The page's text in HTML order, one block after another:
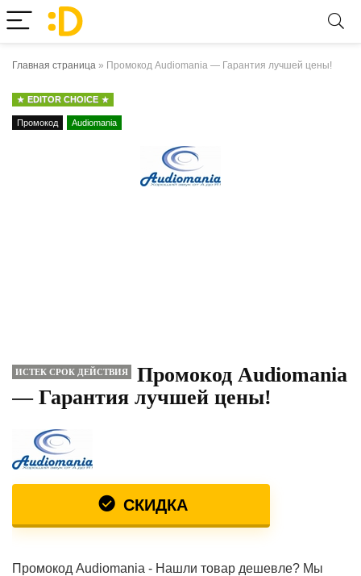
Главная страница » Промокод Audiomania — Гарантия лучшей цены!
EDITOR CHOICE
Промокод Audiomania
ИСТЕК СРОК ДЕЙСТВИЯ
Промокод Audiomania
— Гарантия лучшей цены!
СКИДКА
Промокод Audiomania - Нашли товар дешевле? Мы